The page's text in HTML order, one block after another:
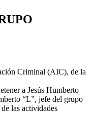
Criminal (AIC), de la
a Jesús Humberto
“L”, jefe del grupo
las actividades